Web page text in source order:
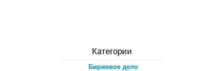
Категории
Биржевое дело